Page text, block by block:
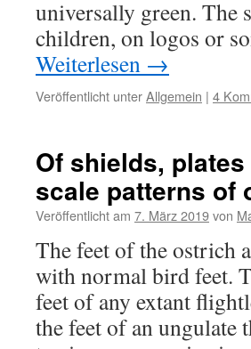
universally green. The
children, on logos or
Weiterlesen →
Veröffentlicht unterAllgemein | 4
Of shields,
scale patterns of
Veröffentlicht am 7. März 2019von
The feet of the ostrich
with normal bird feet.
feet of any extant
the feet of an ungulate